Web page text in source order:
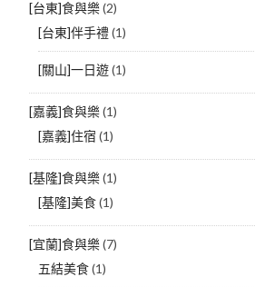
[台東]食與樂(2)
[台東]伴手禮(1)
[關山]一日遊(1)
[嘉義]食與樂(1)
[嘉義]住宿 (1)
[基隆]食與樂(1)
[基隆]美食(1)
[宜蘭]食與樂(7)
五結美食(1)